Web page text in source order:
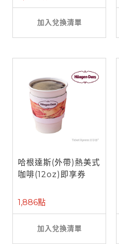
加入兌換清單
哈根達斯(外帶)熱美式
咖啡(12oz)即享券
1,886點
加入兌換清單